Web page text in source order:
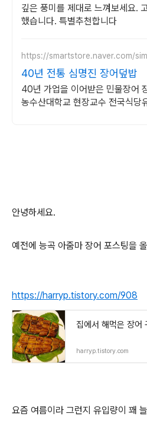
깊은 풍미를 제대로 느껴보세요.
했습니다. 특별추천합니다
https://smartstore.naver.com/
40년 전통 심명진 장어덮밥
40년 가업을 이어받은 민물장어
농수산대학교 현장교수 전국식당
안녕하세요.
예전에 능곡 아줌마 장어 포스팅을
https://harryp.tistory.com/908
집에서 해먹은 장어
harryp.tistory.com
요즘 여름이라 그런지 유입량이 꽤